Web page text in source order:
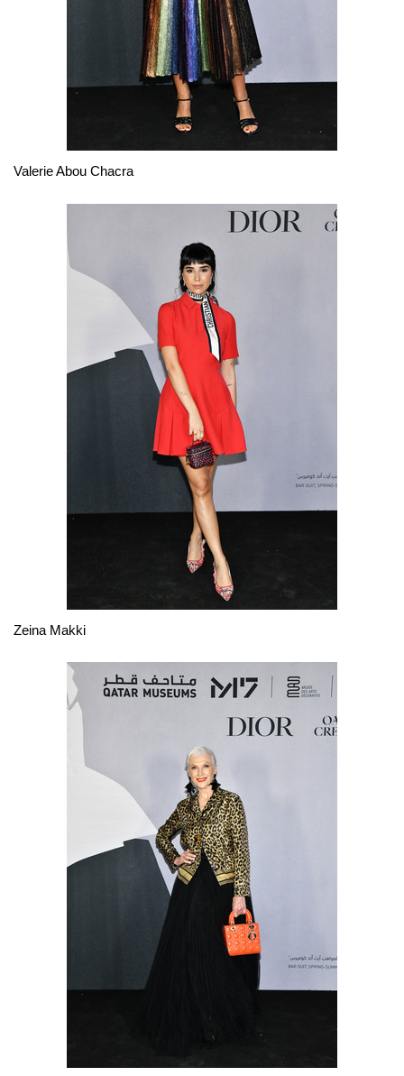
Valerie Abou Chacra
Zeina Makki